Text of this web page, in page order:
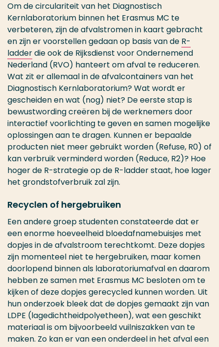
Om de circulariteit van het Diagnostisch
Kernlaboratorium binnen het Erasmus MC te
verbeteren, zijn de afvalstromen in kaart gebracht
en zijn er voorstellen gedaan op basis van de R-
ladderdie ook de Rijksdienst voor Ondernemend
Nederland (RVO) hanteert om afval te reduceren.
Wat zit er allemaal in de afvalcontainers van het
Diagnostisch Kernlaboratorium? Wat wordt er
gescheiden en wat (nog) niet? De eerste stap is
bewustwording creëren bij de werknemers door
interactief voorlichting te geven en samen mogelijke
oplossingen aan te dragen. Kunnen er bepaalde
producten niet meer gebruikt worden (Refuse, R0) of
kan verbruik verminderd worden (Reduce, R2)? Hoe
hoger de R-strategie op de R-ladder staat, hoe lager
het grondstofverbruik zal zijn.
Recyclen of hergebruiken
Een andere groep studenten constateerde dat er
een enorme hoeveelheid bloedafnamebuisjes met
dopjes in de afvalstroom terechtkomt. Deze dopjes
zijn momenteel niet te hergebruiken, maar komen
doorlopend binnen als laboratoriumafval en daarom
hebben ze samen met Erasmus MC besloten om te
kijken of deze dopjes gerecycled kunnen worden. Uit
hun onderzoek bleek dat de dopjes gemaakt zijn van
LDPE (lagedichtheidpolyetheen), wat een geschikt
materiaal is om bijvoorbeeld vuilniszakken van te
maken. Zo kan er van een onderdeel in het afval een